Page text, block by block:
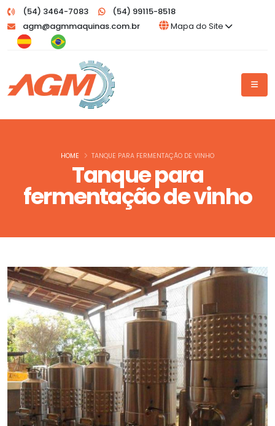
(54) 3464-7083
(54) 99115-8518
agm@agmmaquinas.com.br
Mapa do Site
Tanque para
fermentação de vinho
HOME TANQUE PARA FERMENTAÇÃO DE VINHO